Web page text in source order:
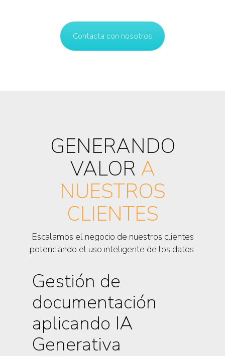
Contacta con nosotros
GENERANDO
VALOR A
NUESTROS
CLIENTES
Escalamos el negocio de nuestros clientes
potenciando el uso inteligente de los datos.
Gestión de
documentación
aplicando IA
Generativa